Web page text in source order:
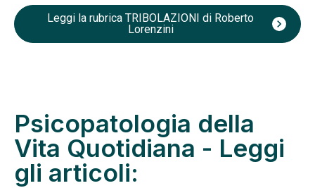
Leggi la rubrica TRIBOLAZIONI di Roberto
Lorenzini
chevron_right
Psicopatologia della
Vita Quotidiana - Leggi
gli articoli: